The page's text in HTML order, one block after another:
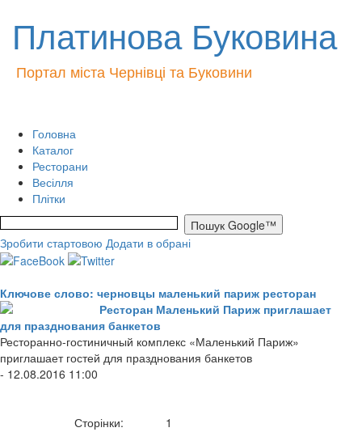
Платинова Буковина
Портал міста Чернівці та Буковини
Головна
Каталог
Ресторани
Весілля
Плітки
Зробити стартовою Додати в обрані
Ключове слово: черновцы маленький париж ресторан
Ресторан Маленький Париж приглашает
для празднования банкетов
Ресторанно-гостиничный комплекс «Маленький Париж»
приглашает гостей для празднования банкетов
- 12.08.2016 11:00
Сторінки: 1